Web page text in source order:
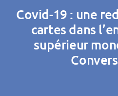
Publiez
Contact
Covid-19 : une
cartes dans
supérieur